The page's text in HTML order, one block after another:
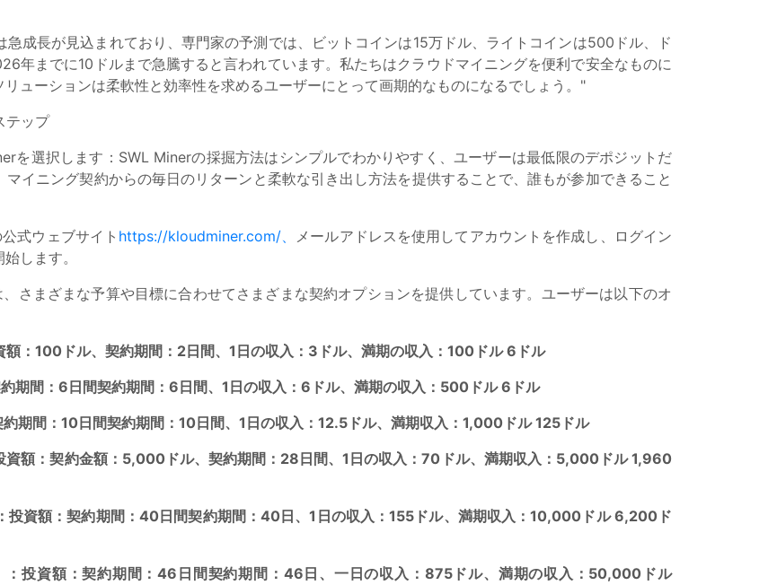
成長が見込まれており、専門家の予測では、ビットコインは15万ドル、ライトコインは500ドル、ド
年までに10ドルまで急騰すると言われています。私たちはクラウドマイニングを便利で安全なものに
ューションは柔軟性と効率性を求めるユーザーにとって画期的なものになるでしょう。"
テップ
を選択します：SWL Minerの採掘方法はシンプルでわかりやすく、ユーザーは最低限のデポジットだ
イニング契約からの毎日のリターンと柔軟な引き出し方法を提供することで、誰もが参加できること
式ウェブサイト https://kloudminer.com/、 メールアドレスを使用してアカウントを作成し、ログイン
します。
さまざまな予算や目標に合わせてさまざまな契約オプションを提供しています。ユーザーは以下のオ
：100ドル、契約期間：2日間、1日の収入：3ドル、満期の収入：100ドル 6ドル
間：6日間契約期間：6日間、1日の収入：6ドル、満期の収入：500ドル 6ドル
間：10日間契約期間：10日間、1日の収入：12.5ドル、満期収入：1,000ドル 125ドル
額：契約金額：5,000ドル、契約期間：28日間、1日の収入：70ドル、満期収入：5,000ドル 1,960
投資額：契約期間：40日間契約期間：40日、1日の収入：155ドル、満期収入：10,000ドル 6,200ド
：投資額：契約期間：46日間契約期間：46日、一日の収入：875ドル、満期の収入：50,000ドル